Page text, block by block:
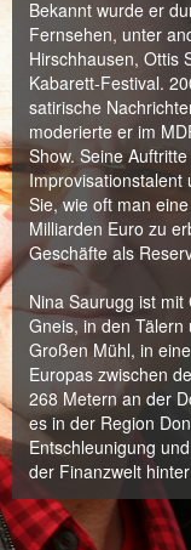
Bekannt wurde er
Fernsehen, unter
Hirschhausen, Ottis
Kabarett-Festival.
satirische
moderierte er im
Show. Seine
Improvisationstalent
Sie, wie oft man
Milliarden Euro zu
Geschäfte als
Nina Saurugg ist
Gneis, in den
Großen Mühl, in
Europas zwischen
268 Metern an der
es in der Region
Entschleunigung
der Finanzwelt